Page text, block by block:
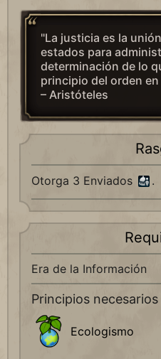
"La justicia es la
estados para
determinación de lo
principio del orden
– Aristóteles
Otorga 3 Enviados .
Era de la Información
Principios necesarios
Ecologismo